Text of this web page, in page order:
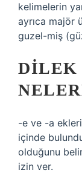
kelimelerin
ayrıca majör
guzel-miş
DILEK
-e ve -a
içinde
olduğunu
izin ver.